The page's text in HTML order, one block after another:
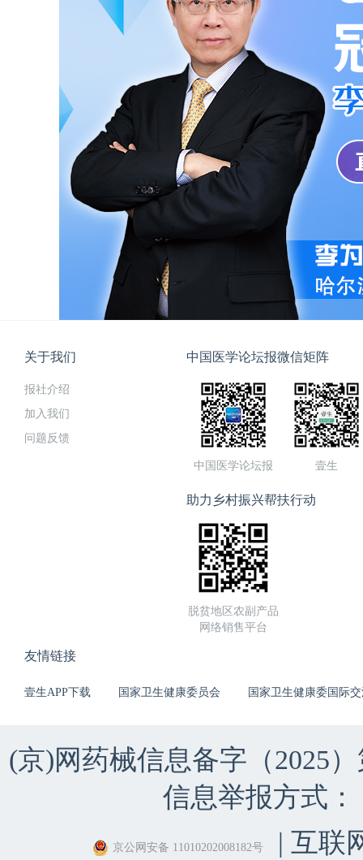
关于我们
报社介绍
加入我们
问题反馈
中国医学论坛报微信矩阵
中国医学论坛报 壹生
助力乡村振兴帮扶行动
脱贫地区农副产品
网络销售平台
友情链接
壹生APP下载 国家卫生健康委员会 国家卫生健康委国际
(京)网药械信息备字（2025
信息举报方式：
京公网安备 11010202008182号
| 互联